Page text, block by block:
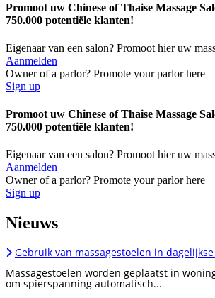
Promoot uw Chinese of Thaise Massage
750.000 potentiële klanten!
Eigenaar van een salon? Promoot hier uw
Aanmelden
Owner of a parlor? Promote your parlor here
Sign up
Promoot uw Chinese of Thaise Massage
750.000 potentiële klanten!
Eigenaar van een salon? Promoot hier uw
Aanmelden
Owner of a parlor? Promote your parlor here
Sign up
Nieuws
Gebruik van massagestoelen in
Massagestoelen worden geplaatst in
om spierspanning automatisch...